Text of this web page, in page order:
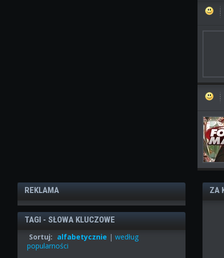
REKLAMA
TAGI - SŁOWA KLUCZOWE
Sortuj: alfabetycznie |według
popularności
ZA